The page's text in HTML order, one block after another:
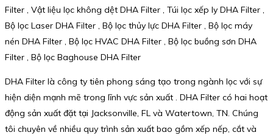
Filter , Vật liệu lọc không dệt DHA Filter , Túi lọc xếp ly DHA Filter ,
Bộ lọc Laser DHA Filter , Bộ lọc thủy lực DHA Filter , Bộ lọc máy
nén DHA Filter , Bộ lọc HVAC DHA Filter , Bộ lọc buồng sơn DHA
Filter , Bộ lọc Baghouse DHA Filter
DHA Filter là công ty tiên phong sáng tạo trong ngành lọc với sự
hiện diện mạnh mẽ trong lĩnh vực sản xuất . DHA Filter có hai hoạt
động sản xuất đặt tại Jacksonville, FL và Watertown, TN. Chúng
tôi chuyên về nhiều quy trình sản xuất bao gồm xếp nếp, cắt và